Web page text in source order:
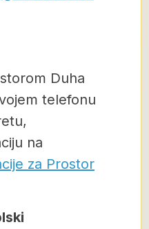
Duha
telefonu
na
za Prostor